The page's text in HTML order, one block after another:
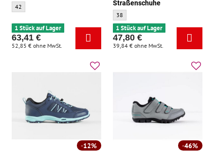
Bontrager Rennradschuhe Espresso sichtbares Gelb - Größe:
42
1 Stück auf Lager
63,41 €
52,85 € ohne MwSt.
Straßenschuhe
Bontrager Vostra WSD sichtbare gelbe
38
1 Stück auf Lager
47,80 €
39,84 € ohne MwSt.
12% 46%